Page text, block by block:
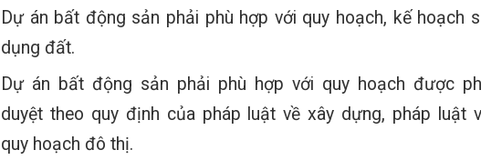
Dự án bất động sản phải phù hợp với quy hoạch, kế hoạch
dụng đất.
Dự án bất động sản phải phù hợp với quy hoạch được
duyệt theo quy định của pháp luật về xây dựng, pháp luật
quy hoạch đô thị.